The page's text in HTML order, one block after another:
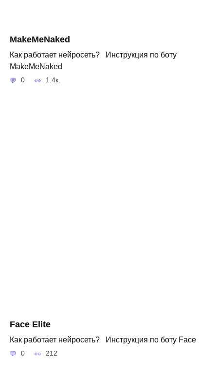
MakeMeNaked
Как работает нейросеть? Инструкция по боту
MakeMeNaked
0 1.4к.
Face Elite
Как работает нейросеть? Инструкция по боту Face
0 212